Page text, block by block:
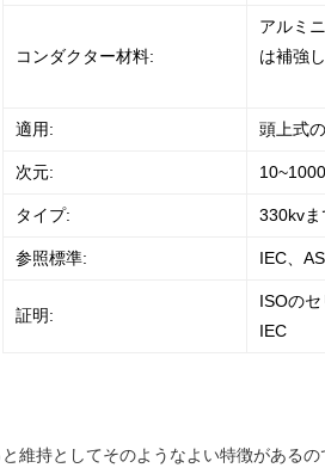
コンダクター材料:
アルミ
は補強
適用: 頭上式
次元:
タイプ: 330kvま
参照標準: IEC、
証明:
ISOのセ
IEC
維持としてそのようなよい特徴がある